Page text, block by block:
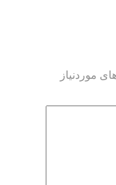
موردنیاز